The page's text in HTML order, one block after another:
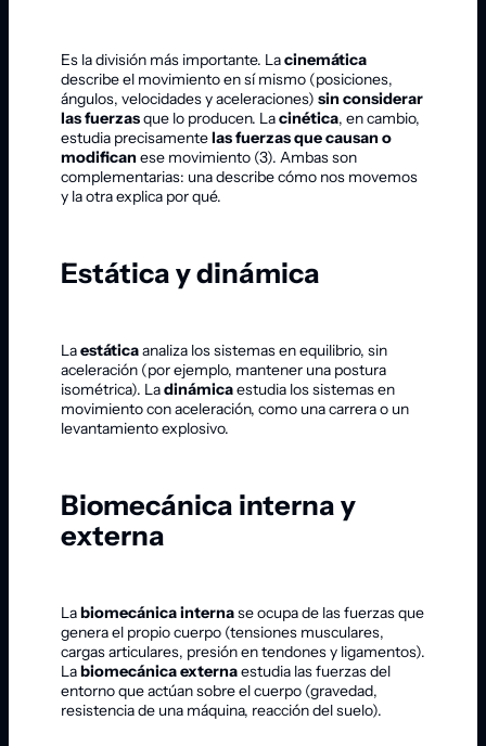
Es la división más importante. Lacinemática
describe el movimiento en sí mismo (posiciones,
ángulos, velocidades y aceleraciones) sin considerar
las fuerzasque lo producen. Lacinética, en cambio,
estudia precisamentelas fuerzas que causan o
modificanese movimiento (3). Ambas son
complementarias: una describe cómo nos movemos
y la otra explica por qué.
Estática y dinámica
Laestáticaanaliza los sistemas en equilibrio, sin
aceleración (por ejemplo, mantener una postura
isométrica). Ladinámicaestudia los sistemas en
movimiento con aceleración, como una carrera o un
levantamiento explosivo.
Biomecánica interna y
externa
Labiomecánica internase ocupa de las fuerzas que
genera el propio cuerpo (tensiones musculares,
cargas articulares, presión en tendones y ligamentos).
Labiomecánica externaestudia las fuerzas del
entorno que actúan sobre el cuerpo (gravedad,
resistencia de una máquina, reacción del suelo).